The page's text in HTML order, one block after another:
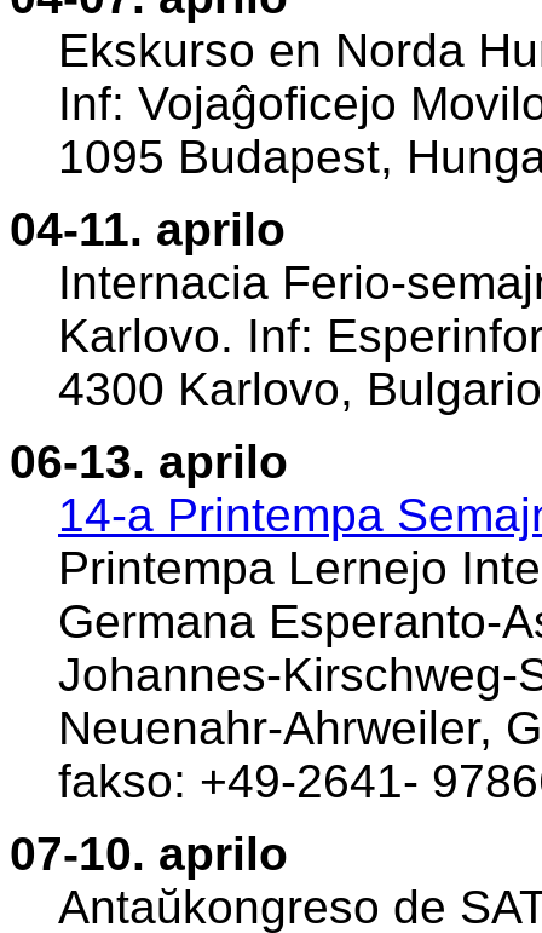
Ekskurso en Norda
Inf: Vojaĝoficejo
1095 Budapest,
04-11. aprilo
Internacia Ferio-
Karlovo. Inf:
4300 Karlovo, Bulgario
06-13. aprilo
14-a Printempa
Printempa Lernejo
Germana Esperanto-
Johannes-Kirschweg-
Neuenahr-Ahrweiler,
fakso: +49-2641-
07-10. aprilo
Antaŭkongreso de